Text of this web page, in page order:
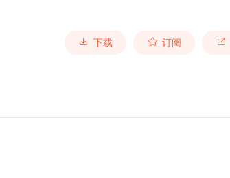
下载 订阅